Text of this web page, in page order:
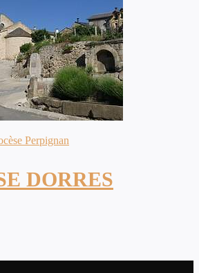
Perpignan
DORRES